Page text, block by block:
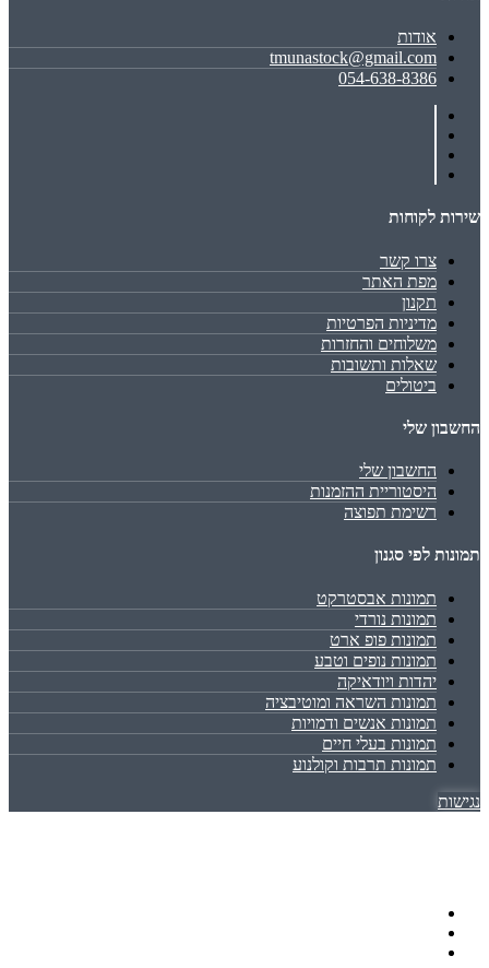
אודות
tmunastock@gmail.com
054-638-8386
שירות לקוחות
צרו קשר
מפת האתר
תקנון
מדיניות הפרטיות
משלוחים והחזרות
שאלות ותשובות
ביטולים
החשבון שלי
החשבון שלי
היסטוריית ההזמנות
רשימת תפוצה
תמונות לפי סגנון
תמונות אבסטרקט
תמונות נורדי
תמונות פופ ארט
תמונות נופים וטבע
יהדות ויודאיקה
תמונות השראה ומוטיבציה
תמונות אנשים ודמויות
תמונות בעלי חיים
תמונות תרבות וקולנוע
נגישות